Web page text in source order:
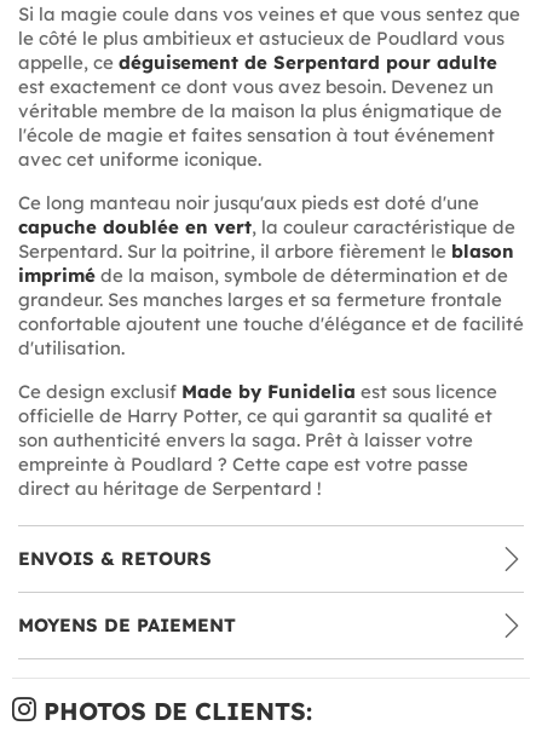
Si la magie coule dans vos veines et que vous sentez que
le côté le plus ambitieux et astucieux de Poudlard vous
appelle, ce déguisement de Serpentard pour adulte
est exactement ce dont vous avez besoin. Devenez un
véritable membre de la maison la plus énigmatique de
l'école de magie et faites sensation à tout événement
avec cet uniforme iconique.
Ce long manteau noir jusqu'aux pieds est doté d'une
capuche doublée en vert, la couleur caractéristique de
Serpentard. Sur la poitrine, il arbore fièrement le blason
imprimé de la maison, symbole de détermination et de
grandeur. Ses manches larges et sa fermeture frontale
confortable ajoutent une touche d'élégance et de facilité
d'utilisation.
Ce design exclusif Made by Funidelia est sous licence
officielle de Harry Potter, ce qui garantit sa qualité et
son authenticité envers la saga. Prêt à laisser votre
empreinte à Poudlard ? Cette cape est votre passe
direct au héritage de Serpentard !
ENVOIS & RETOURS
MOYENS DE PAIEMENT
PHOTOS DE CLIENTS: